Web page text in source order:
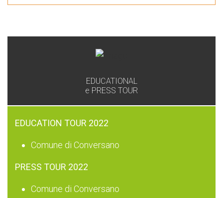
EDUCATIONAL
e PRESS TOUR
EDUCATION TOUR 2022
Comune di Conversano
PRESS TOUR 2022
Comune di Conversano